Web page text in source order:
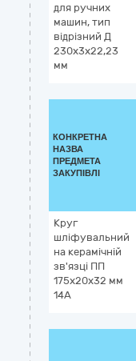
для ручних
машин, тип
відрізний Д
230х3х22,23
мм
КОНКРЕТНА
НАЗВА
ПРЕДМЕТА
ЗАКУПІВЛІ
Круг
шліфувальний
на керамічній
зв'язці ПП
175х20х32 мм
14А